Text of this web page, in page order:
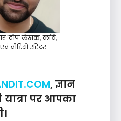
'दीप' लेखक, कवि,
वीडियो एडिटर
, ज्ञान
पर आपका